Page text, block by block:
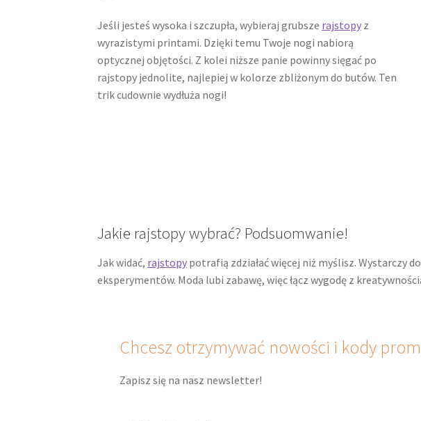
Jeśli jesteś wysoka i szczupła, wybieraj grubsze rajstopy z
wyrazistymi printami. Dzięki temu Twoje nogi nabiorą
optycznej objętości. Z kolei niższe panie powinny sięgać po
rajstopy jednolite, najlepiej w kolorze zbliżonym do butów. Ten
trik cudownie wydłuża nogi!
Jakie rajstopy wybrać? Podsuomwanie!
Jak widać, rajstopy potrafią zdziałać więcej niż myślisz. Wystarczy
eksperymentów. Moda lubi zabawę, więc łącz wygodę z
Chcesz otrzymywać nowości i kody
Zapisz się na nasz newsletter!